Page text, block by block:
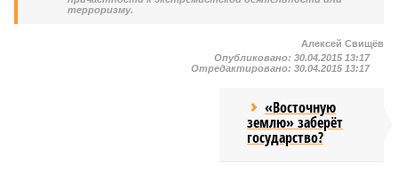
терроризму.
Алексей Свищёв
Опубликовано: 30.04.2015 13:17
Отредактировано: 30.04.2015 13:17
«Восточную
землю» заберёт
государство?